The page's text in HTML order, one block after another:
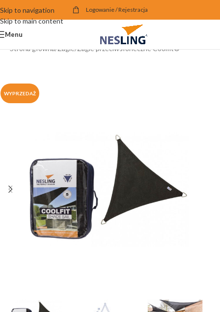
Skip to navigation
Skip to main content
Logowanie / Rejestracja
Menu
Strona główna/Żagle/Żagle przeciwsłoneczne Coolfit®
WYPRZEDAŻ